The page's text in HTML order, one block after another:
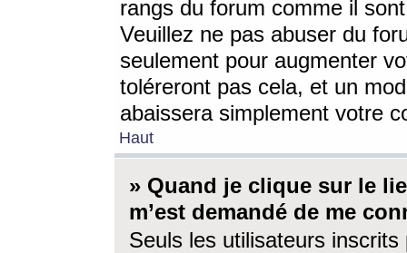
rangs du forum comme il
Veuillez ne pas abuser du
seulement pour augmenter
toléreront pas cela, et un
abaissera simplement votre
Haut
» Quand je clique sur le
m’est demandé de me
Seuls les utilisateurs